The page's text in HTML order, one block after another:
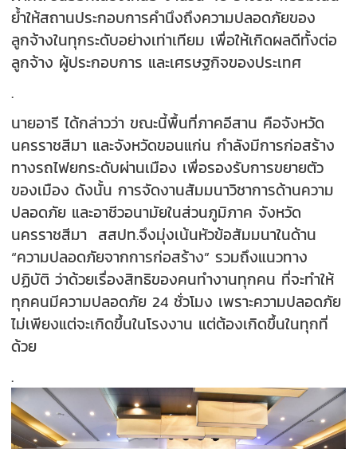
ย้ำให้สถานประกอบการคำนึงถึงความปลอดภัยของ
ลูกจ้างในทุกระดับอย่างเท่าเทียม เพื่อให้เกิดผลดีทั้งต่อ
ลูกจ้าง ผู้ประกอบการ และเศรษฐกิจของประเทศ
.
นายอารี ได้กล่าวว่า ขณะนี้พื้นที่ภาคอีสาน คือจังหวัด
นครราชสีมา และจังหวัดขอนแก่น กำลังมีการก่อสร้าง
ทางรถไฟยกระดับผ่านเมือง เพื่อรองรับการขยายตัว
ของเมือง ดังนั้น การจัดงานสัมมนาวิชาการด้านความ
ปลอดภัย และอาชีวอนามัยในส่วนภูมิภาค จังหวัด
นครราชสีมา สสปท.จึงมุ่งเน้นหัวข้อสัมมนาในด้าน
“ความปลอดภัยจากการก่อสร้าง” รวมถึงแนวทาง
ปฏิบัติ ว่าด้วยเรื่องสิทธิของคนทำงานทุกคน ที่จะทำให้
ทุกคนมีความปลอดภัย 24 ชั่วโมง เพราะความปลอดภัย
ไม่เพียงแต่จะเกิดขึ้นในโรงงาน แต่ต้องเกิดขึ้นในทุกที่
ด้วย
.